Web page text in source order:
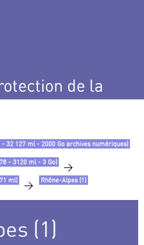
de la
32 127 ml - 2000 Go archives numériques)
- 3120 ml - 3 Go) >
ml) > Rhône-Alpes (1)
(1)